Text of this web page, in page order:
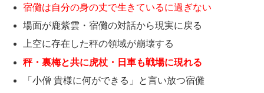
宿儺は自分の身の丈で生きているに過ぎない
場面が鹿紫雲・宿儺の対話から現実に戻る
上空に存在した秤の領域が崩壊する
秤・裏梅と共に虎杖・日車も戦場に現れる
「小僧 貴様に何ができる」と言い放つ宿儺